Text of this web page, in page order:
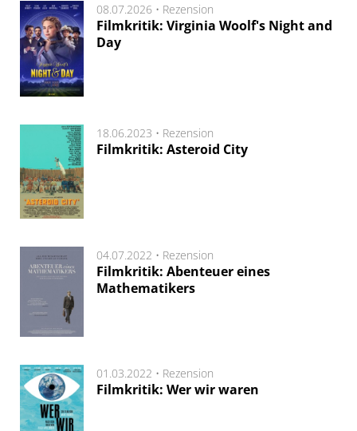
08.07.2026 • Rezension
Filmkritik: Virginia Woolf's Night and
Day
18.06.2023 • Rezension
Filmkritik: Asteroid City
04.07.2022 • Rezension
Filmkritik: Abenteuer eines
Mathematikers
01.03.2022 • Rezension
Filmkritik: Wer wir waren